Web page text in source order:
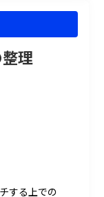
理
する上での